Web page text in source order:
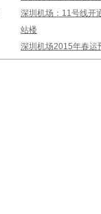
深圳机场：11号线开
站楼
深圳机场2015年春运